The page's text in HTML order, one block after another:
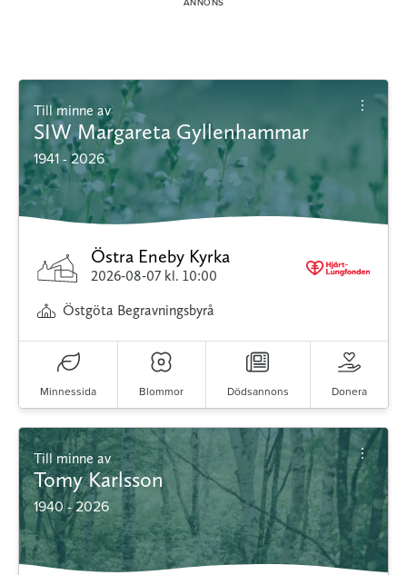
Till minne av
SIW Margareta Gyllenhammar
1941 - 2026
Östra Eneby Kyrka
2026-08-07 kl. 10:00
Östgöta Begravningsbyrå
Minnessida Blommor Dödsannons Donera
Till minne av
Tomy Karlsson
1940 - 2026